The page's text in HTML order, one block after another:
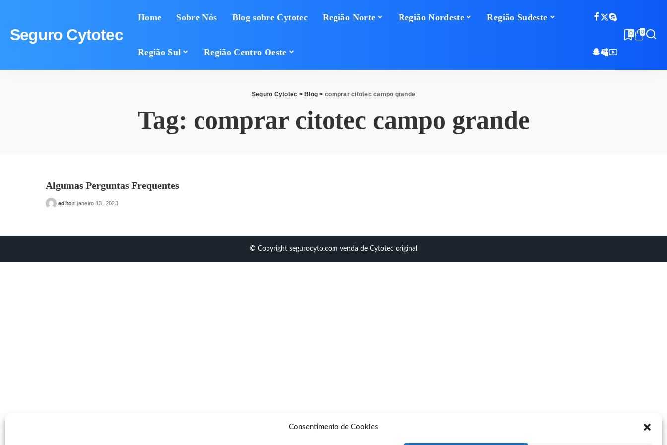
Consentimento de Cookies
Seguro Cytotec
Home Sobre Nós Blog sobre Cytotec Região Norte Região Nordeste Região Sudeste
Região Sul Região Centro Oeste
0 0
Seguro Cytotec > Blog > comprar citotec campo grande
Tag: comprar citotec campo grande
Algumas Perguntas Frequentes
Posted
editor janeiro 13, 2023
© Copyright segurocyto.com venda de Cytotec original